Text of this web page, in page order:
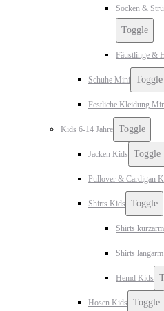
Socken &
Toggle
Fäustlinge &
Schuhe Mini Toggle
Festliche Kleidung
Kids 6-14 Jahre Toggle
Jacken Kids Toggle
Pullover & Cardigan
Shirts Kids Toggle
Shirts
Shirts
Hemd Kids
Hosen Kids Toggle